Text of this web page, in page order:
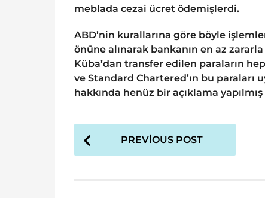
meblada cezai ücret ödemişlerdi.
ABD’nin kurallarına göre böyle
önüne alınarak bankanın en az
Küba’dan transfer edilen paraların
ve Standard Chartered’ın bu
hakkında henüz bir açıklama
P
o
PREVIOUS POST